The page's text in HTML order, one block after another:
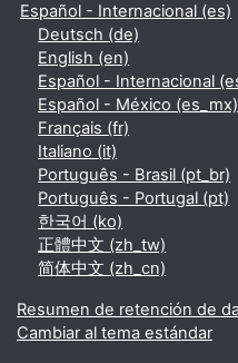
Español - Internacional ‎(es)‎
Deutsch ‎(de)‎
English ‎(en)‎
Español - Internacional
Español - México ‎(es_mx)‎
Français ‎(fr)‎
Italiano ‎(it)‎
Português - Brasil ‎(pt_br)‎
Português - Portugal ‎(pt)‎
한국어 ‎(ko)‎
正體中文 ‎(zh_tw)‎
简体中文 ‎(zh_cn)‎
Resumen de retención de
Cambiar al tema estándar